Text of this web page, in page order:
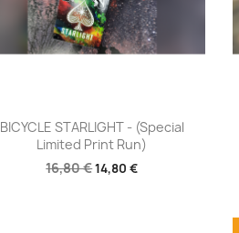
 Aperçu rapide
BICYCLE STARLIGHT - (Special
Limited Print Run)
16,80 €14,80 €